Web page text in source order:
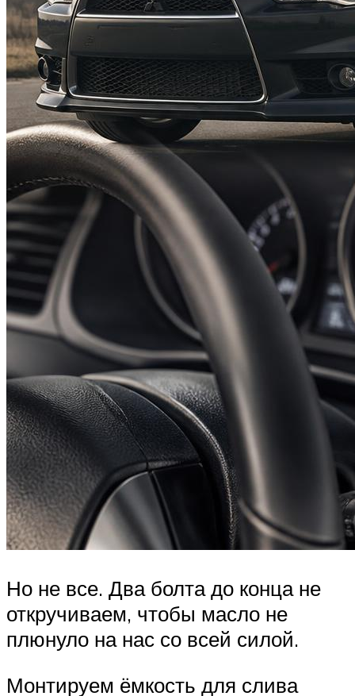
Но не все. Два болта до конца не
откручиваем, чтобы масло не
плюнуло на нас со всей силой.
Монтируем ёмкость для слива